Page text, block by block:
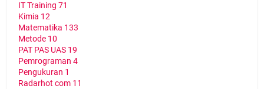
IT Training 71
Kimia 12
Matematika 133
Metode 10
PAT PAS UAS 19
Pemrograman 4
Pengukuran 1
Radarhot com 11